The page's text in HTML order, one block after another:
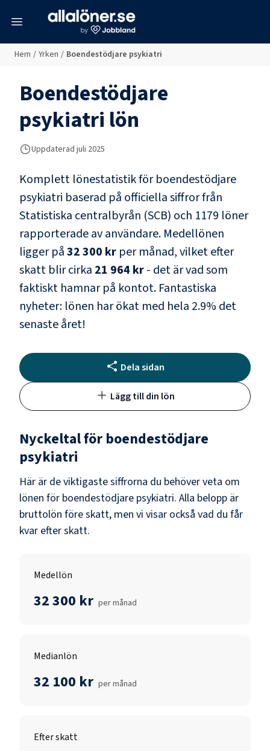
Hem / Yrken / Boendestödjare psykiatri
Boendestödjare
psykiatri lön
Uppdaterad juli 2025
Komplett lönestatistik förboendestödjare
psykiatri baserad på officiella siffror från
Statistiska centralbyrån (SCB) och 1179 löner
rapporterade av användare. Medellönen
ligger på32 300 kr per månad, vilket efter
skatt blir cirka 21 964 kr- det är vad som
faktiskt hamnar på kontot. Fantastiska
nyheter: lönen har ökat med hela 2.9% det
senaste året!
Dela sidan
Lägg till din lön
Nyckeltal för boendestödjare
psykiatri
Här är de viktigaste siffrorna du behöver veta om
lönen för boendestödjare psykiatri. Alla belopp är
bruttolön före skatt, men vi visar också vad du får
kvar efter skatt.
Medellön
32 300 kr per månad
Medianlön
32 100 kr per månad
Efter skatt